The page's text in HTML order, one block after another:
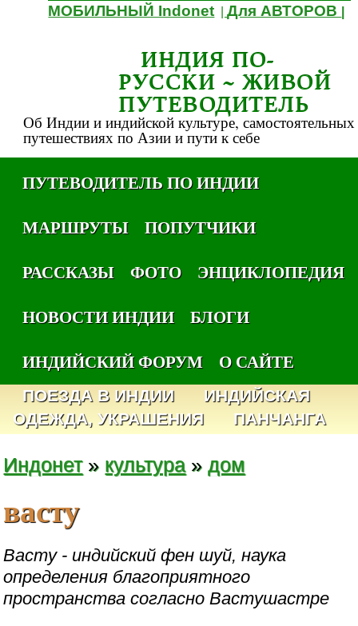
МОБИЛЬНЫЙ Indonet |Для АВТОРОВ
ИНДИЯ ПО-
РУССКИ ~ ЖИВОЙ
ПУТЕВОДИТЕЛЬ
Об Индии и индийской культуре, самостоятельных
путешествиях по Азии и пути к себе
ПУТЕВОДИТЕЛЬ ПО ИНДИИ
МАРШРУТЫ
ПОПУТЧИКИ
РАССКАЗЫ
ФОТО
ЭНЦИКЛОПЕДИЯ
НОВОСТИ ИНДИИ
БЛОГИ
ИНДИЙСКИЙ ФОРУМ
О САЙТЕ
ПОЕЗДА В ИНДИИ
ИНДИЙСКАЯ
ОДЕЖДА, УКРАШЕНИЯ
ПАНЧАНГА
Индонет» культура »дом
васту
Васту - индийский фен шуй, наука
определения благоприятного
пространства согласно Вастушастре